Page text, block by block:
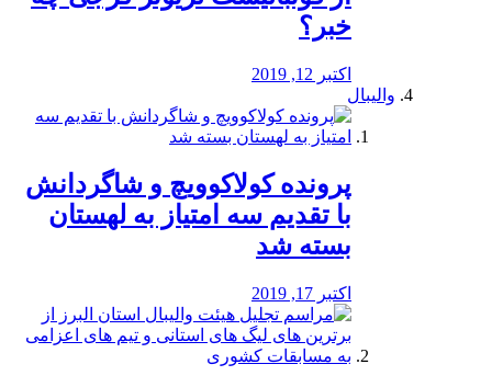
خبر؟
اکتبر 12, 2019
والیبال
پرونده کولاکوویچ و شاگردانش
با تقدیم سه امتیاز به لهستان
بسته شد
اکتبر 17, 2019